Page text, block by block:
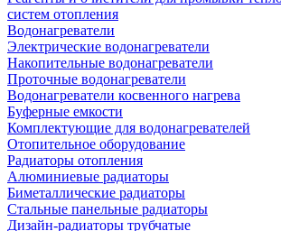
систем отопления
Водонагреватели
Электрические водонагреватели
Накопительные водонагреватели
Проточные водонагреватели
Водонагреватели косвенного нагрева
Буферные емкости
Комплектующие для водонагревателей
Отопительное оборудование
Радиаторы отопления
Алюминиевые радиаторы
Биметаллические радиаторы
Стальные панельные радиаторы
Дизайн-радиаторы трубчатые